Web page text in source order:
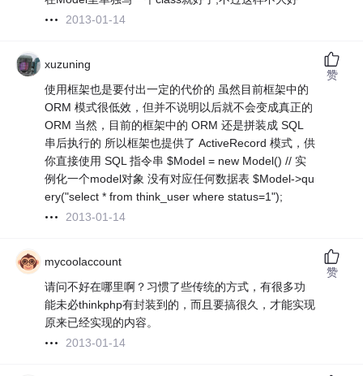
2013-01-14
xuzuning
使用框架也是要付出一定的代价的 虽然目前框架中的
ORM 模式很低效，但并不说明以后就不会变成真正的
ORM 当然，目前的框架中的 ORM 还是拼装成 SQL
串后执行的 所以框架也提供了 ActiveRecord 模式，供
你直接使用 SQL 指令串 $Model = new Model() // 实
例化一个model对象 没有对应任何数据表 $Model->qu
ery("select * from think_user where status=1");
2013-01-14
赞
mycoolaccount
请问不好在哪里啊？习惯了些传统的方式，有很多功
能未必thinkphp有封装到的，而且要搞很久，才能实现
原来已经实现的内容。
2013-01-14
赞